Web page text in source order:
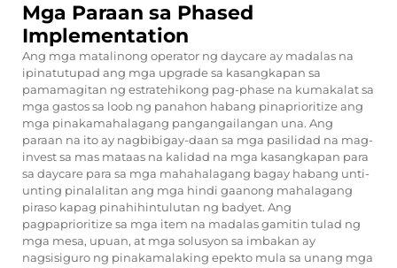
Mga Paraan sa Phased
Implementation
Ang mga matalinong operator ng daycare ay madalas na
ipinatutupad ang mga upgrade sa kasangkapan sa
pamamagitan ng estratehikong pag-phase na kumakalat sa
mga gastos sa loob ng panahon habang pinaprioritize ang
mga pinakamahalagang pangangailangan una. Ang
paraan na ito ay nagbibigay-daan sa mga pasilidad na mag-
invest sa mas mataas na kalidad na mga kasangkapan para
sa daycare para sa mga mahahalagang bagay habang unti-
unting pinalalitan ang mga hindi gaanong mahalagang
piraso kapag pinahihintulutan ng badyet. Ang
pagpaprioritize sa mga item na madalas gamitin tulad ng
mga mesa, upuan, at mga solusyon sa imbakan ay
nagsisiguro ng pinakamalaking epekto mula sa unang mga